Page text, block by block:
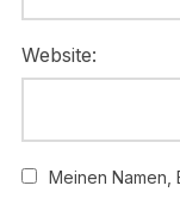
Website:
Meinen Namen,